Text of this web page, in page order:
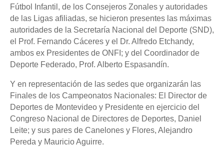
Fútbol Infantil, de los Consejeros Zonales y autoridades
de las Ligas afiliadas, se hicieron presentes las máximas
autoridades de la Secretaría Nacional del Deporte (SND),
el Prof. Fernando Cáceres y el Dr. Alfredo Etchandy,
ambos ex Presidentes de ONFI; y del Coordinador de
Deporte Federado, Prof. Alberto Espasandín.
Y en representación de las sedes que organizarán las
Finales de los Campeonatos Nacionales: El Director de
Deportes de Montevideo y Presidente en ejercicio del
Congreso Nacional de Directores de Deportes, Daniel
Leite; y sus pares de Canelones y Flores, Alejandro
Pereda y Mauricio Aguirre.